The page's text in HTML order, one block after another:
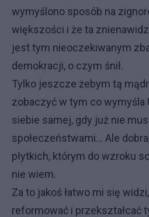
wymyślono sposób na
większości i że ta
jest tym nieoczekiwanym
demokracji, o czym śnił.
Tylko jeszcze żebym tą
zobaczyć w tym co wymyśla
siebie samej, gdy już nie
społeczeństwami… Ale
płytkich, którym do wzroku
nie wiem.
Za to jakoś łatwo mi się
reformować i przekształcać